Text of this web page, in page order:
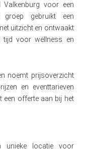
Valkenburg voor een
groep gebruikt een
uitzicht en ontwaakt
voor wellness en
noemt prijsoverzicht
en eventtarieven
een offerte aan bij het
unieke locatie voor